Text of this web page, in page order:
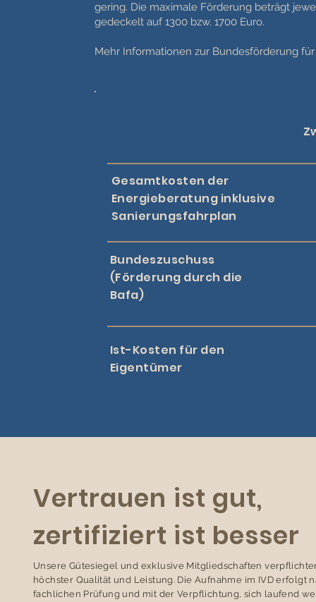
gering. Die maximale Förderung beträgt
gedeckelt auf 1300 bzw. 1700 Euro.
Mehr Informationen zur Bundesförderung
Gesamtkosten der
Energieberatung inklusive
Sanierungsfahrplan
Bundeszuschuss
(Förderung durch die
Bafa)
Ist-Kosten für den
Eigentümer
Vertrauen ist gut,
zertifiziert ist besser
Unsere Gütesiegel und exklusive Mitgliedschaften
höchster Qualität und Leistung. Die Aufnahme im IVD erfolgt
fachlichen Prüfung und mit der Verpflichtung, sich laufend